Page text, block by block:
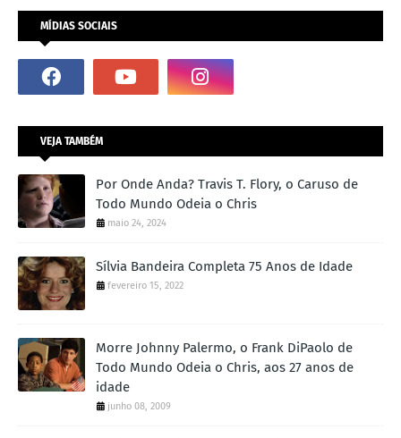
MÍDIAS SOCIAIS
VEJA TAMBÉM
Por Onde Anda? Travis T. Flory, o Caruso de
Todo Mundo Odeia o Chris
maio 24, 2024
Sílvia Bandeira Completa 75 Anos de Idade
fevereiro 15, 2022
Morre Johnny Palermo, o Frank DiPaolo de
Todo Mundo Odeia o Chris, aos 27 anos de
idade
junho 08, 2009